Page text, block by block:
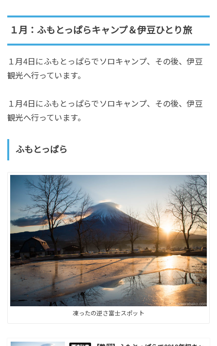
１月：ふもとっぱらキャンプ＆伊豆ひとり旅
１月4日にふもとっぱらでソロキャンプ、その後、伊豆
観光へ行っています。
１月4日にふもとっぱらでソロキャンプ、その後、伊豆
観光へ行っています。
ふもとっぱら
凍ったの逆さ富士スポット